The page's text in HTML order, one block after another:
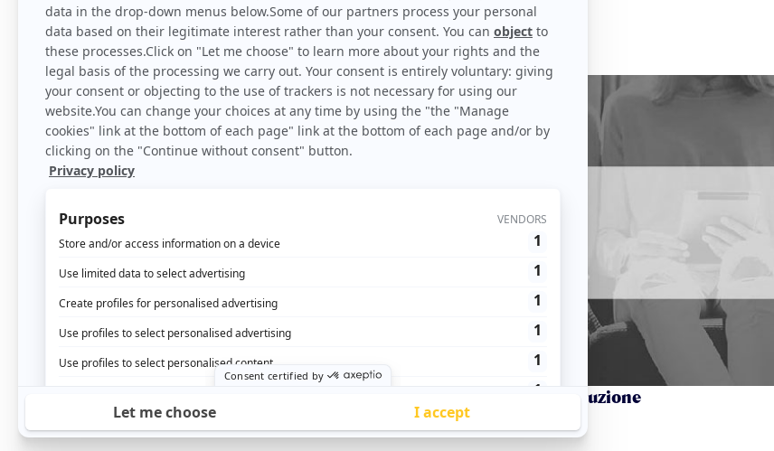
Per saperne di più
10 domande da porsi per iniziare con l’attribuzione